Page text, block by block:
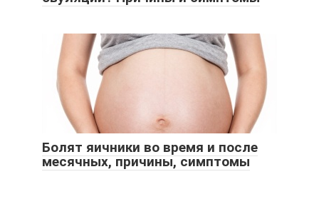
Болят яичники во время и после
месячных, причины, симптомы